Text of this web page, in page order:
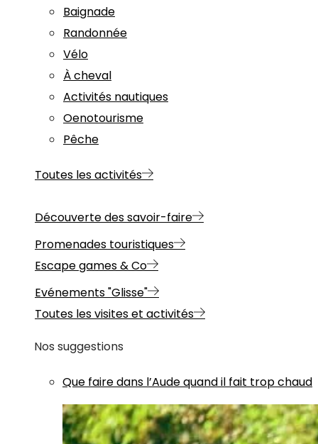
Baignade
Randonnée
Vélo
À cheval
Activités nautiques
Oenotourisme
Pêche
Toutes les activités
Découverte des savoir-faire
Promenades touristiques
Escape games & Co
Evénements "Glisse"
Toutes les visites et activités
Nos suggestions
Que faire dans l’Aude quand il fait trop chaud